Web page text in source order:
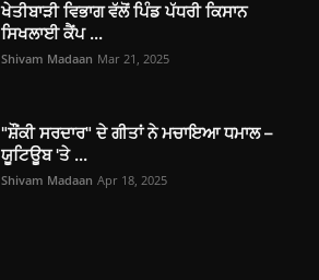
ਖੇਤੀਬਾੜੀ ਵਿਭਾਗ ਵੱਲੋਂ ਪਿੰਡ ਪੱਧਰੀ ਕਿਸਾਨ
ਸਿਖਲਾਈ ਕੈਂਪ ...
Shivam Madaan Mar 21, 2025
"ਸ਼ੌਂਕੀ ਸਰਦਾਰ" ਦੇ ਗੀਤਾਂ ਨੇ ਮਚਾਇਆ ਧਮਾਲ –
ਯੂਟਿਊਬ 'ਤੇ ...
Shivam Madaan Apr 18, 2025